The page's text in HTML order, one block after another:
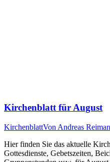
Kirchenblatt für August
KirchenblattVon Andreas
Hier finden Sie das aktuelle
Gottesdienste, Gebetszeiten,